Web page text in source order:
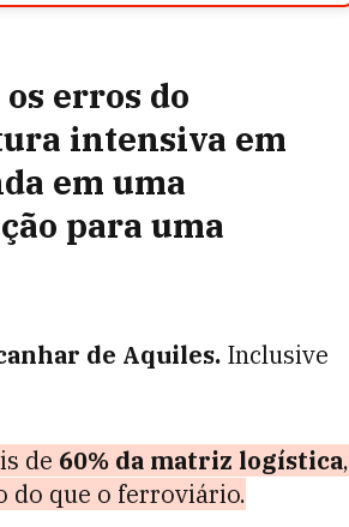
erros do
intensiva em
em uma
para uma
de Aquiles. Inclusive
de 60% da matriz logística,
do que o ferroviário.